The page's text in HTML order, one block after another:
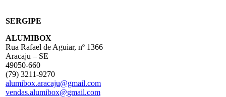
SERGIPE
ALUMIBOX
Rua Rafael de Aguiar, nº 1366
Aracaju – SE
49050-660
(79) 3211-9270
alumibox.aracaju@gmail.com
vendas.alumibox@gmail.com